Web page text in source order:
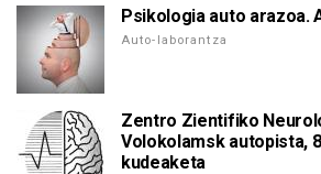
Psikologia auto arazoa.
Auto-laborantza
Zentro Zientifiko
Volokolamsk autopista,
kudeaketa